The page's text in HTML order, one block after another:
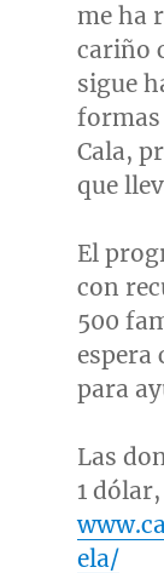
me ha
cariño
sigue
formas
Cala,
que
El
con
500
espera
para
Las
1
ela/